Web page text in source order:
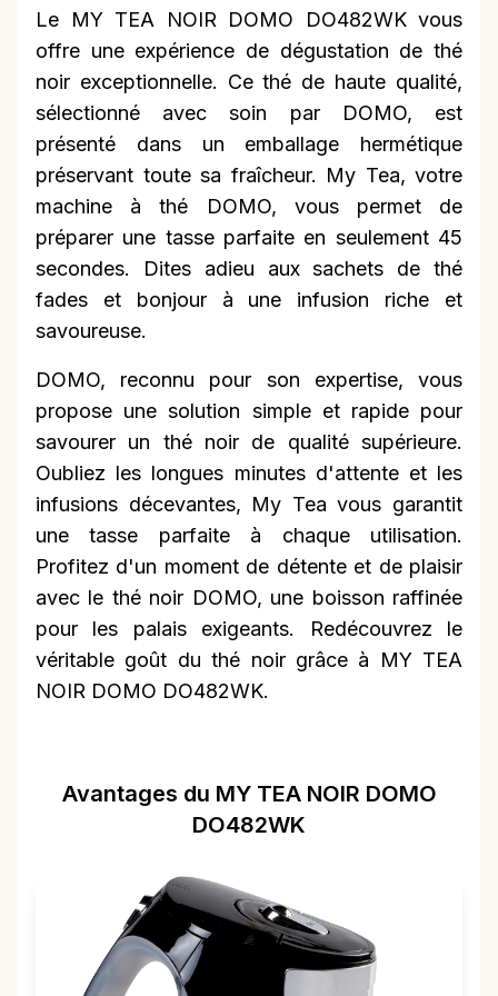
Le MY TEA NOIR DOMO DO482WK vous
offre une expérience de dégustation de thé
noir exceptionnelle. Ce thé de haute qualité,
sélectionné avec soin par DOMO, est
présenté dans un emballage hermétique
préservant toute sa fraîcheur. My Tea, votre
machine à thé DOMO, vous permet de
préparer une tasse parfaite en seulement 45
secondes. Dites adieu aux sachets de thé
fades et bonjour à une infusion riche et
savoureuse.
DOMO, reconnu pour son expertise, vous
propose une solution simple et rapide pour
savourer un thé noir de qualité supérieure.
Oubliez les longues minutes d'attente et les
infusions décevantes, My Tea vous garantit
une tasse parfaite à chaque utilisation.
Profitez d'un moment de détente et de plaisir
avec le thé noir DOMO, une boisson raffinée
pour les palais exigeants. Redécouvrez le
véritable goût du thé noir grâce à MY TEA
NOIR DOMO DO482WK.
Avantages du MY TEA NOIR DOMO
DO482WK